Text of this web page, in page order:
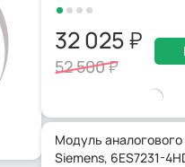
32 025
52 500
Модуль
Siemens, 6ES7231-